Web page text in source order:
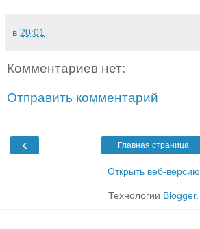
в 20:01
Комментариев нет:
Отправить комментарий
‹ Главная страница
Открыть веб-версию
Технологии Blogger.